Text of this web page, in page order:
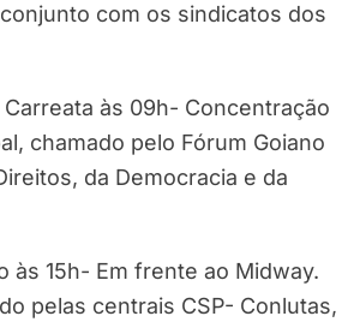
com os sindicatos dos
Carreata às 09h- Concentração
chamado pelo Fórum Goiano
da Democracia e da
às 15h- Em frente ao Midway.
pelas centrais CSP- Conlutas,